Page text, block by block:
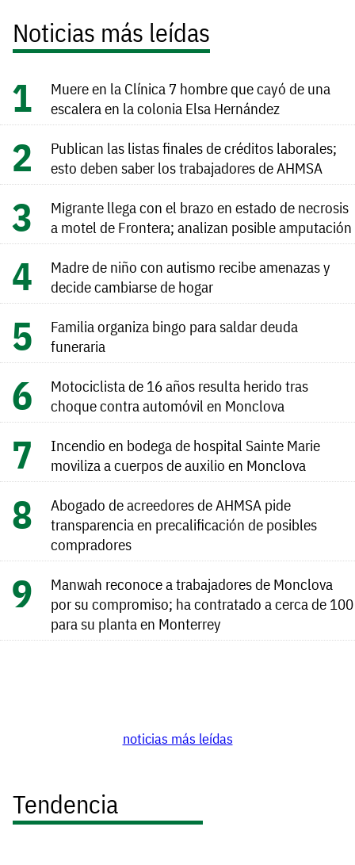
Noticias más leídas
Muere en la Clínica 7 hombre que cayó de una
escalera en la colonia Elsa Hernández
Publican las listas finales de créditos laborales;
esto deben saber los trabajadores de AHMSA
Migrante llega con el brazo en estado de necrosis
a motel de Frontera; analizan posible amputación
Madre de niño con autismo recibe amenazas y
decide cambiarse de hogar
Familia organiza bingo para saldar deuda
funeraria
Motociclista de 16 años resulta herido tras
choque contra automóvil en Monclova
Incendio en bodega de hospital Sainte Marie
moviliza a cuerpos de auxilio en Monclova
Abogado de acreedores de AHMSA pide
transparencia en precalificación de posibles
compradores
Manwah reconoce a trabajadores de Monclova
por su compromiso; ha contratado a cerca de 100
para su planta en Monterrey
noticias más leídas
Tendencia